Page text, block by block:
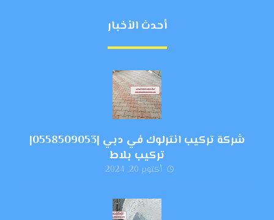
أحدث الأخبار
شركة تركيب انترلوك في دبي |0558509053|
تركيب بلاط
أكتوبر 20, 2024